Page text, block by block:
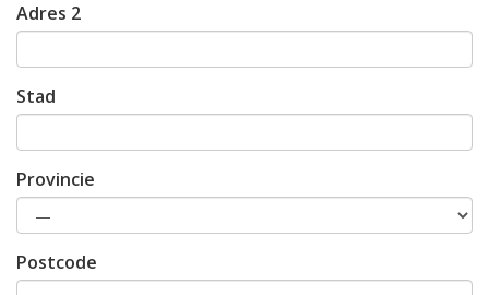
Adres 2
Stad
Provincie
Postcode